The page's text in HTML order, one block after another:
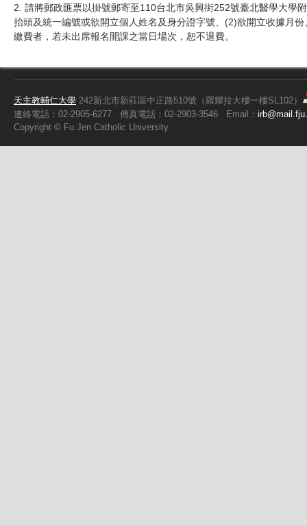
2. 請將郵政匯票以掛號郵寄至110台北市吳興街252號臺北醫學大學
抬頭及統一編號或欲開立個人姓名及身分證字號、(2)欲開立收據月
繳費者，若未出席報名開課之當日場次，恕不退費。
天主教輔仁大學 242新北市新莊區中正路510號（羅耀拉大樓一樓SL102）
連絡電話：02-2905-6277
傳真電話：02-2903-3546 Email：
Copyright © Fu Jen Catholic University